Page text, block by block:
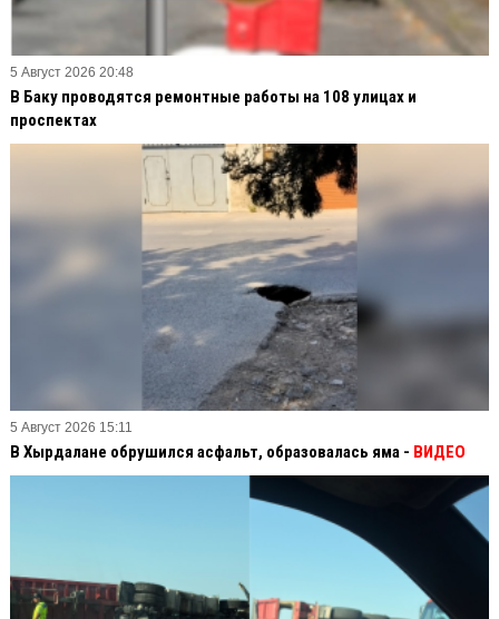
5 Август 2026 20:48
В Баку проводятся ремонтные работы на 108 улицах и
проспектах
5 Август 2026 15:11
В Хырдалане обрушился асфальт, образовалась яма - ВИДЕО